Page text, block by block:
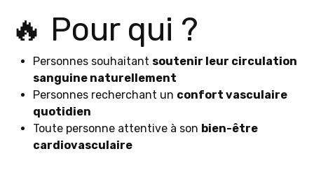
🔥 Pour qui ?
Personnes souhaitant soutenir leur circulation
sanguine naturellement
Personnes recherchant un confort vasculaire
quotidien
Toute personne attentive à son bien-être
cardiovasculaire